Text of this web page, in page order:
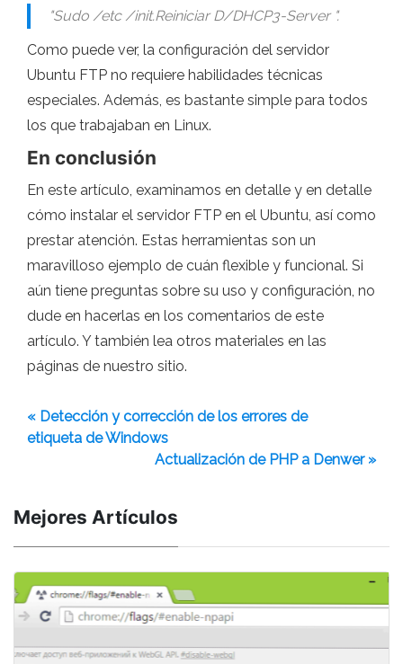
"Sudo /etc /init.Reiniciar D/DHCP3-Server ".
Como puede ver, la configuración del servidor
Ubuntu FTP no requiere habilidades técnicas
especiales. Además, es bastante simple para todos
los que trabajaban en Linux.
En conclusión
En este artículo, examinamos en detalle y en detalle
cómo instalar el servidor FTP en el Ubuntu, así como
prestar atención. Estas herramientas son un
maravilloso ejemplo de cuán flexible y funcional. Si
aún tiene preguntas sobre su uso y configuración, no
dude en hacerlas en los comentarios de este
artículo. Y también lea otros materiales en las
páginas de nuestro sitio.
« Detección y corrección de los errores de
etiqueta de Windows
Actualización de PHP a Denwer »
Mejores Artículos